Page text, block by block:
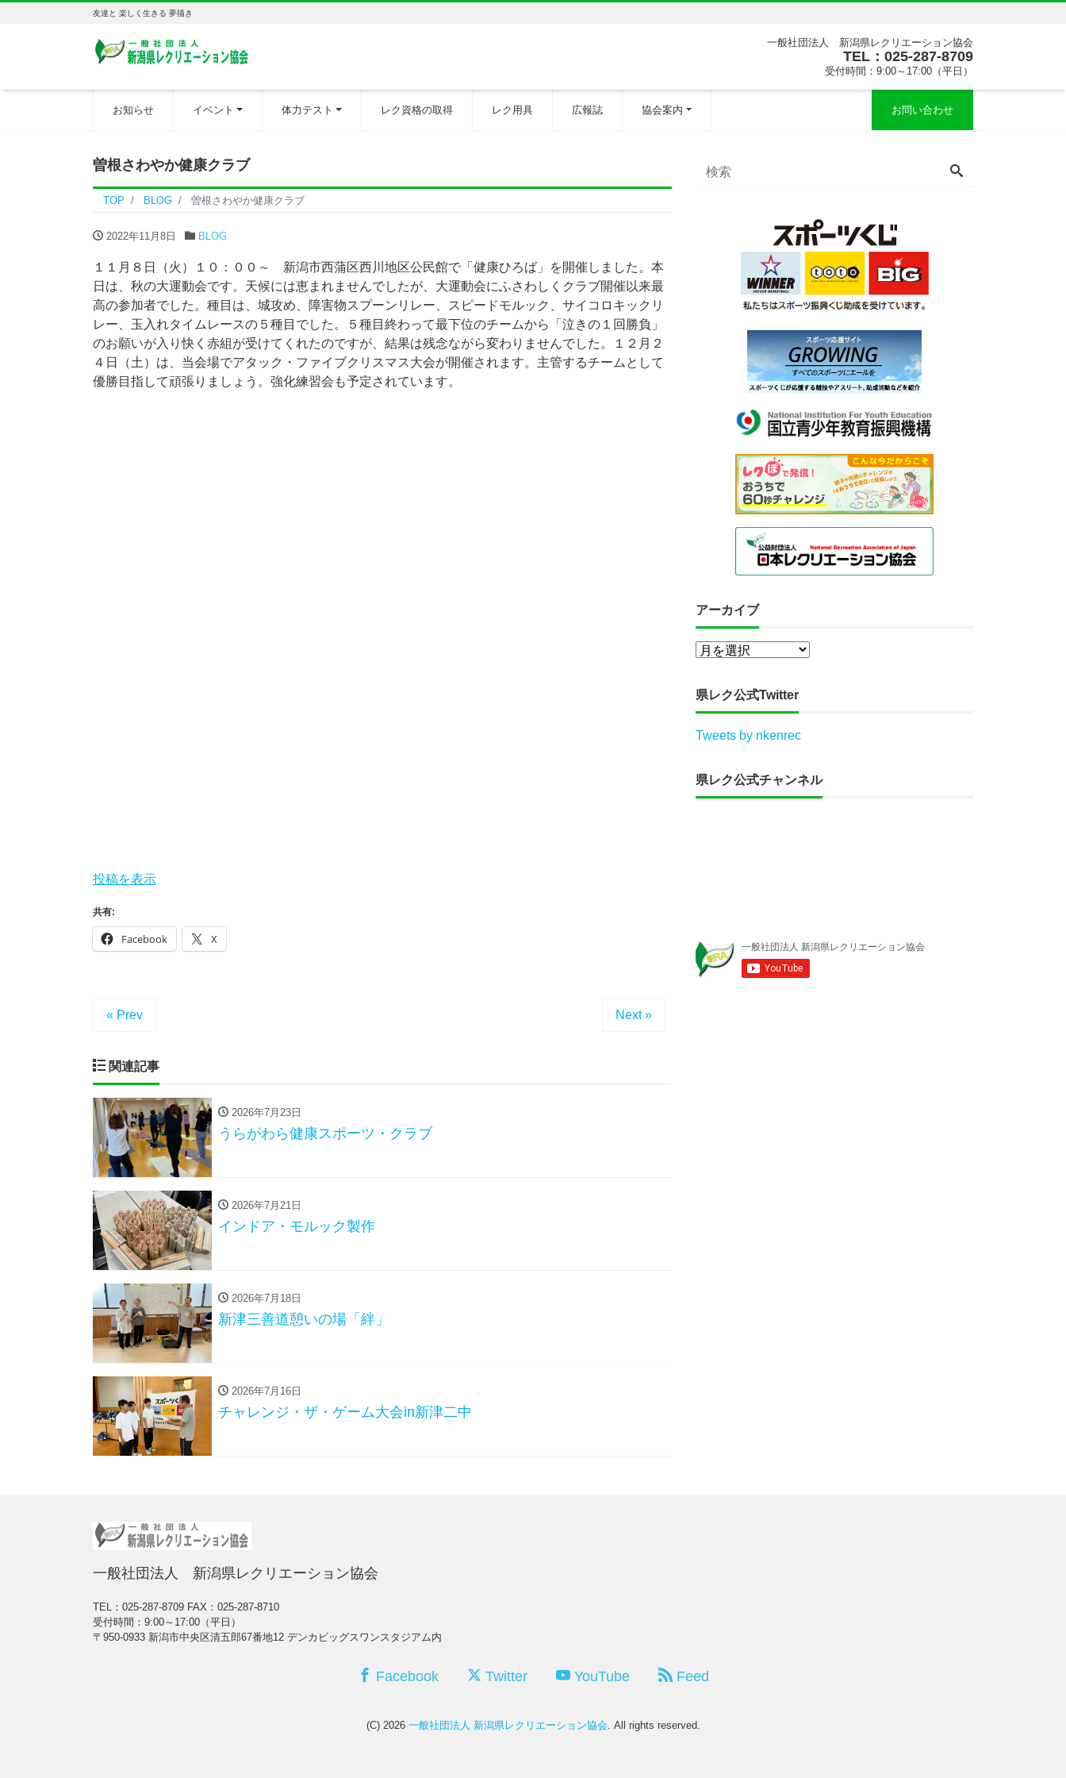
友達と 楽しく生きる 夢描き
一般社団法人 新潟県レクリエーション協会
TEL：025-287-8709
受付時間：9:00～17:00（平日）
お知らせ イベント 体力テスト レク資格の取得 レク用具 広報誌 協会案内 お問い合わせ
曽根さわやか健康クラブ
TOP BLOG 曽根さわやか健康クラブ
2022年11月8日 BLOG
１１月８日（火）１０：００～ 新潟市西蒲区西川地区公民館で「健康ひろば」を開催しました。本
日は、秋の大運動会です。天候には恵まれませんでしたが、大運動会にふさわしくクラブ開催以来最
高の参加者でした。種目は、城攻め、障害物スプーンリレー、スピードモルック、サイコロキックリ
レー、玉入れタイムレースの５種目でした。５種目終わって最下位のチームから「泣きの１回勝負」
のお願いが入り快く赤組が受けてくれたのですが、結果は残念ながら変わりませんでした。１２月２
４日（土）は、当会場でアタック・ファイブクリスマス大会が開催されます。主管するチームとして
優勝目指して頑張りましょう。強化練習会も予定されています。
投稿を表示
共有:
Facebook X
« Prev Next »
関連記事
2026年7月23日
うらがわら健康スポーツ・クラブ
2026年7月21日
インドア・モルック製作
2026年7月18日
新津三善道憩いの場「絆」
2026年7月16日
チャレンジ・ザ・ゲーム大会in新津二中
アーカイブ
県レク公式Twitter
Tweets by nkenrec
県レク公式チャンネル
一般社団法人 新潟県レクリエーション協会
TEL：025-287-8709 FAX：025-287-8710
受付時間：9:00～17:00（平日）
〒950-0933 新潟市中央区清五郎67番地12 デンカビッグスワンスタジアム内
Facebook Twitter YouTube Feed
(C) 2026 一般社団法人 新潟県レクリエーション協会 . All rights reserved.